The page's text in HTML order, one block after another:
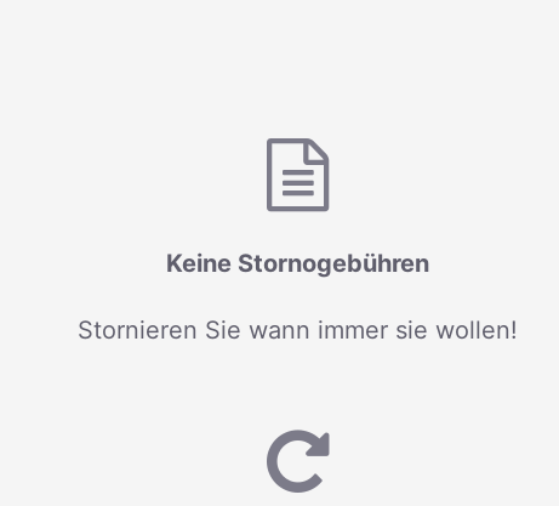
Keine Stornogebühren
Stornieren Sie wann immer sie wollen!